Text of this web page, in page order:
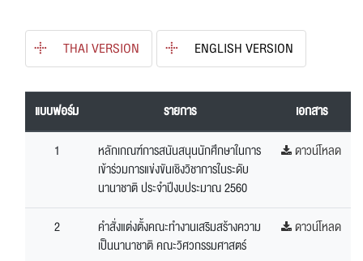
THAI VERSION ENGLISH VERSION
แบบฟอร์ม รายการ
เอกสาร
1
หลักเกณฑ์การสนันสนุนนักศึกษาในการ
เข้าร่วมการแข่งขันเชิงวิชาการในระดับ
นานาชาติ ประจำปีงบประมาณ 2560
ดาวน์โหลด
2
คำสั่งแต่งตั้งคณะทำงานเสริมสร้างความ
เป็นนานาชาติ คณะวิศวกรรมศาสตร์
ดาวน์โหลด